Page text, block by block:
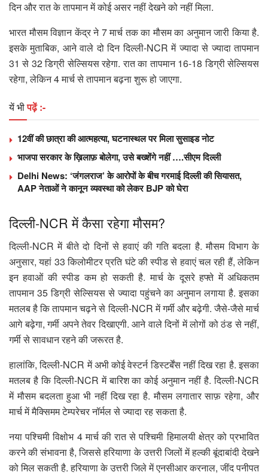
दिन और रात के तापमान में कोई असर नहीं देखने को नहीं मिला.
भारत मौसम विज्ञान केंद्र ने 7 मार्च तक का मौसम का अनुमान जारी किया है.
इसके मुताबिक, आने वाले दो दिन दिल्ली-NCR में ज्यादा से ज्यादा तापमान
31 से 32 डिग्री सेल्सियस रहेगा. रात का तापमान 16-18 डिग्री सेल्सियस
रहेगा, लेकिन 4 मार्च से तापमान बढ़ना शुरू हो जाएगा.
यें भीपढ़ें :-
12वीं की छात्रा की आत्महत्या, घटनास्थल पर मिला सुसाइड नोट
भाजपा सरकार के ख़िलाफ़ बोलेगा, उसे बख्शेंगे नहीं ….सीएम दिल्ली
Delhi News: ‘जंगलराज’ के आरोपों के बीच गरमाई दिल्ली की सियासत,
AAP नेताओं ने कानून व्यवस्था को लेकर BJP को घेरा
दिल्ली-NCR में कैसा रहेगा मौसम?
दिल्ली-NCR में बीते दो दिनों से हवाएं की गति बदला है. मौसम विभाग के
अनुसार, यहां 33 किलोमीटर प्रति घंटे की स्पीड से हवाएं चल रही हैं, लेकिन
इन हवाओं की स्पीड कम हो सकती है. मार्च के दूसरे हफ्ते में अधिकतम
तापमान 35 डिग्री सेल्सियस से ज्यादा पहुंचने का अनुमान लगाया है. इसका
मतलब है कि तापमान चढ़ने से दिल्ली-NCR में गर्मी और बढ़ेगी. जैसे-जैसे मार्च
आगे बढ़ेगा, गर्मी अपने तेवर दिखाएगी. आने वाले दिनों में लोगों को ठंड से नहीं,
गर्मी से सावधान रहने की जरूरत है.
हालांकि, दिल्ली-NCR में अभी कोई वेस्टर्न डिस्टर्बेंस नहीं दिख रहा है. इसका
मतलब है कि दिल्ली-NCR में बारिश का कोई अनुमान नहीं है. दिल्ली-NCR
में मौसम बदलता हुआ भी नहीं दिख रहा है. मौसम लगातार साफ़ रहेगा, और
मार्च में मैक्सिमम टेम्परेचर नॉर्मल से ज्यादा रह सकता है.
नया पश्चिमी विक्षोभ 4 मार्च की रात से पश्चिमी हिमालयी क्षेत्र को प्रभावित
करने की संभावना है, जिससे हरियाणा के उत्तरी जिलों में हल्की बूंदाबांदी देखने
को मिल सकती है. हरियाणा के उत्तरी जिले में एनसीआर करनाल, जींद पनीपत